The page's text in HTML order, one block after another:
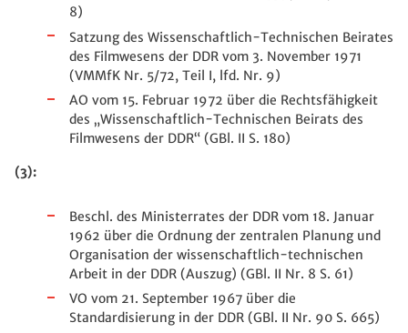
8)
Satzung des Wissenschaftlich-Technischen Beirates
des Filmwesens der DDR vom 3. November 1971
(VMMfK Nr. 5/72, Teil I, lfd. Nr. 9)
AO vom 15. Februar 1972 über die Rechtsfähigkeit
des „Wissenschaftlich-Technischen Beirats des
Filmwesens der DDR“ (GBl. II S. 180)
(3):
Beschl. des Ministerrates der DDR vom 18. Januar
1962 über die Ordnung der zentralen Planung und
Organisation der wissenschaftlich-technischen
Arbeit in der DDR (Auszug) (GBl. II Nr. 8 S. 61)
VO vom 21. September 1967 über die
Standardisierung in der DDR (GBl. II Nr. 90 S. 665)